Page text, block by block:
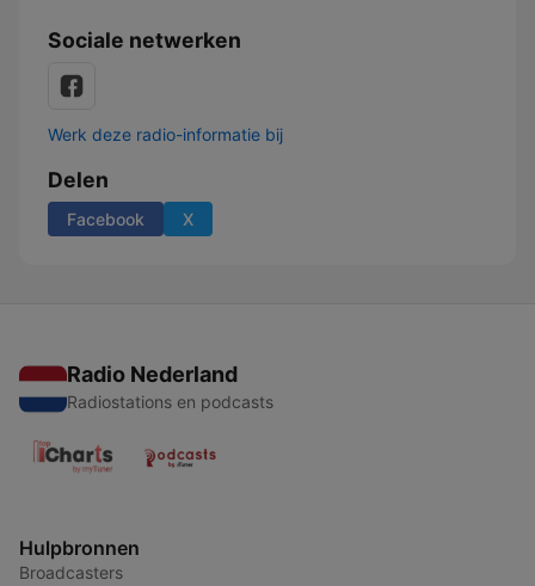
Sociale netwerken
Werk deze radio-informatie bij
Delen
Facebook X
Radio Nederland
Radiostations en podcasts
Hulpbronnen
Broadcasters